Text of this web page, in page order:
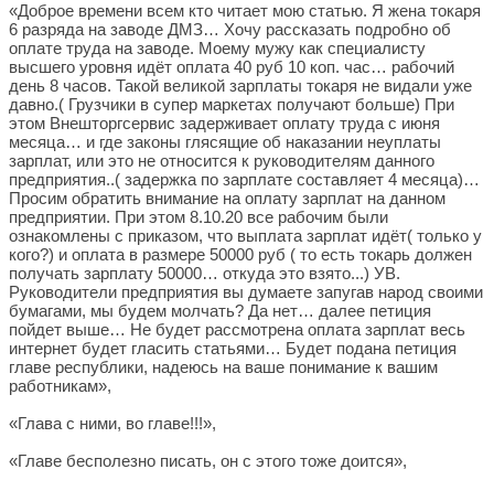
«Доброе времени всем кто читает мою статью. Я жена токаря
6 разряда на заводе ДМЗ… Хочу рассказать подробно об
оплате труда на заводе. Моему мужу как специалисту
высшего уровня идёт оплата 40 руб 10 коп. час… рабочий
день 8 часов. Такой великой зарплаты токаря не видали уже
давно.( Грузчики в супер маркетах получают больше) При
этом Внешторгсервис задерживает оплату труда с июня
месяца… и где законы глясящие об наказании неуплаты
зарплат, или это не относится к руководителям данного
предприятия..( задержка по зарплате составляет 4 месяца)…
Просим обратить внимание на оплату зарплат на данном
предприятии. При этом 8.10.20 все рабочим были
ознакомлены с приказом, что выплата зарплат идёт( только у
кого?) и оплата в размере 50000 руб ( то есть токарь должен
получать зарплату 50000… откуда это взято...) УВ.
Руководители предприятия вы думаете запугав народ своими
бумагами, мы будем молчать? Да нет… далее петиция
пойдет выше… Не будет рассмотрена оплата зарплат весь
интернет будет гласить статьями… Будет подана петиция
главе республики, надеюсь на ваше понимание к вашим
работникам»,
«Глава с ними, во главе!!!»,
«Главе бесполезно писать, он с этого тоже доится»,